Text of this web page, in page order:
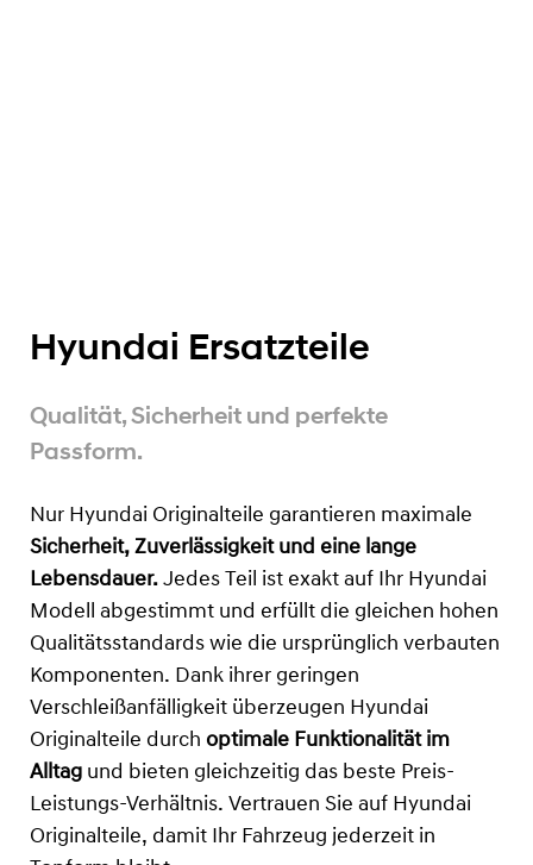
Hyundai Ersatzteile
Qualität, Sicherheit und perfekte
Passform.
Nur Hyundai Originalteile garantieren maximale
Sicherheit, Zuverlässigkeit und eine lange
Lebensdauer. Jedes Teil ist exakt auf Ihr Hyundai
Modell abgestimmt und erfüllt die gleichen hohen
Qualitätsstandards wie die ursprünglich verbauten
Komponenten. Dank ihrer geringen
Verschleißanfälligkeit überzeugen Hyundai
Originalteile durch optimale Funktionalität im
Alltag und bieten gleichzeitig das beste Preis-
Leistungs-Verhältnis. Vertrauen Sie auf Hyundai
Originalteile, damit Ihr Fahrzeug jederzeit in